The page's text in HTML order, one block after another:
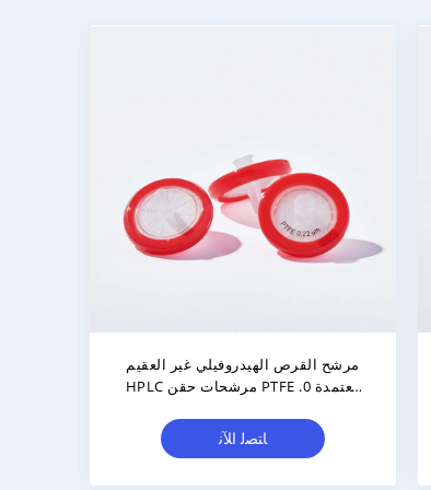
100 Count HPLC مرشحات حقن
المختبر غير معقمة مرشح حقن PVDF
ﺎﺘﺼﻟ ﺍﻶﻧ